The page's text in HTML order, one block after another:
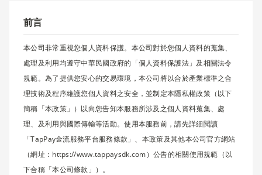
前言
本公司非常重視您個人資料保護。本公司對於您個人資料的蒐集、
處理及利用均遵守中華民國政府的「個人資料保護法」及相關法令
規範。為了提供您安心的交易環境，本公司將以合於產業標準之合
理技術及程序維護您個人資料之安全，並制定本隱私權政策（以下
簡稱「本政策」）以向您告知本服務所涉及之個人資料蒐集、處
理、及利用與國際傳輸等活動。使用本服務前，請先詳細閱讀
「TapPay金流服務平台服務條款」、本政策及其他本公司官方網站
（網址：https://www.tappaysdk.com）公吿的相關使用規範（以
下合稱「本公司條款」）。